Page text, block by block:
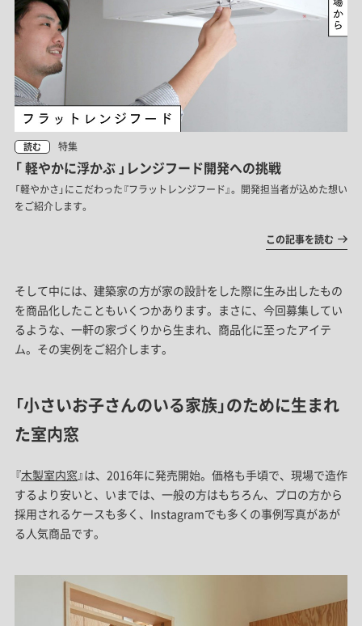
読む 特集
「 軽やかに浮かぶ 」レンジフード開発への挑戦
「軽やかさ」にこだわった『フラットレンジフード』。開発担当者が込めた想い
をご紹介します。
この記事を読む
そして中には、建築家の方が家の設計をした際に生み出したもの
を商品化したこともいくつかあります。まさに、今回募集してい
るような、一軒の家づくりから生まれ、商品化に至ったアイテ
ム。その実例をご紹介します。
「小さいお子さんのいる家族」のために生まれ
た室内窓
『木製室内窓 』は、2016年に発売開始。価格も手頃で、現場で造作
するより安いと、いまでは、一般の方はもちろん、プロの方から
採用されるケースも多く、Instagramでも多くの事例写真があが
る人気商品です。